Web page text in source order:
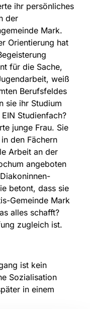
ihr persönliches
der
Mark.
Orientierung hat
für die Sache,
weiß
Berufsfeldes
sie ihr Studium
Studienfach?
junge Frau. Sie
den Fächern
Arbeit an der
angeboten
betont, dass sie
Gemeinde Mark
alles schafft?
zugleich ist.
ist kein
Sozialisation
in einem